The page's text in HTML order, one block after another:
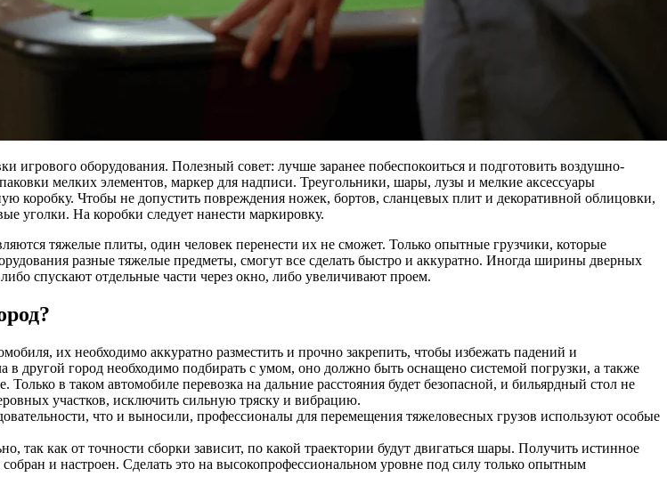
игрового оборудования. Полезный совет: лучше заранее побеспокоиться и подготовить воздушно-
мелких элементов, маркер для надписи. Треугольники, шары, лузы и мелкие аксессуары
коробку. Чтобы не допустить повреждения ножек, бортов, сланцевых плит и декоративной облицовки,
уголки. На коробки следует нанести маркировку.
тяжелые плиты, один человек перенести их не сможет. Только опытные грузчики, которые
разные тяжелые предметы, смогут все сделать быстро и аккуратно. Иногда ширины дверных
спускают отдельные части через окно, либо увеличивают проем.
их необходимо аккуратно разместить и прочно закрепить, чтобы избежать падений и
в другой город необходимо подбирать с умом, оно должно быть оснащено системой погрузки, а также
в таком автомобиле перевозка на дальние расстояния будет безопасной, и бильярдный стол не
участков, исключить сильную тряску и вибрацию.
что и выносили, профессионалы для перемещения тяжеловесных грузов используют особые
так как от точности сборки зависит, по какой траектории будут двигаться шары. Получить истинное
и настроен. Сделать это на высокопрофессиональном уровне под силу только опытным